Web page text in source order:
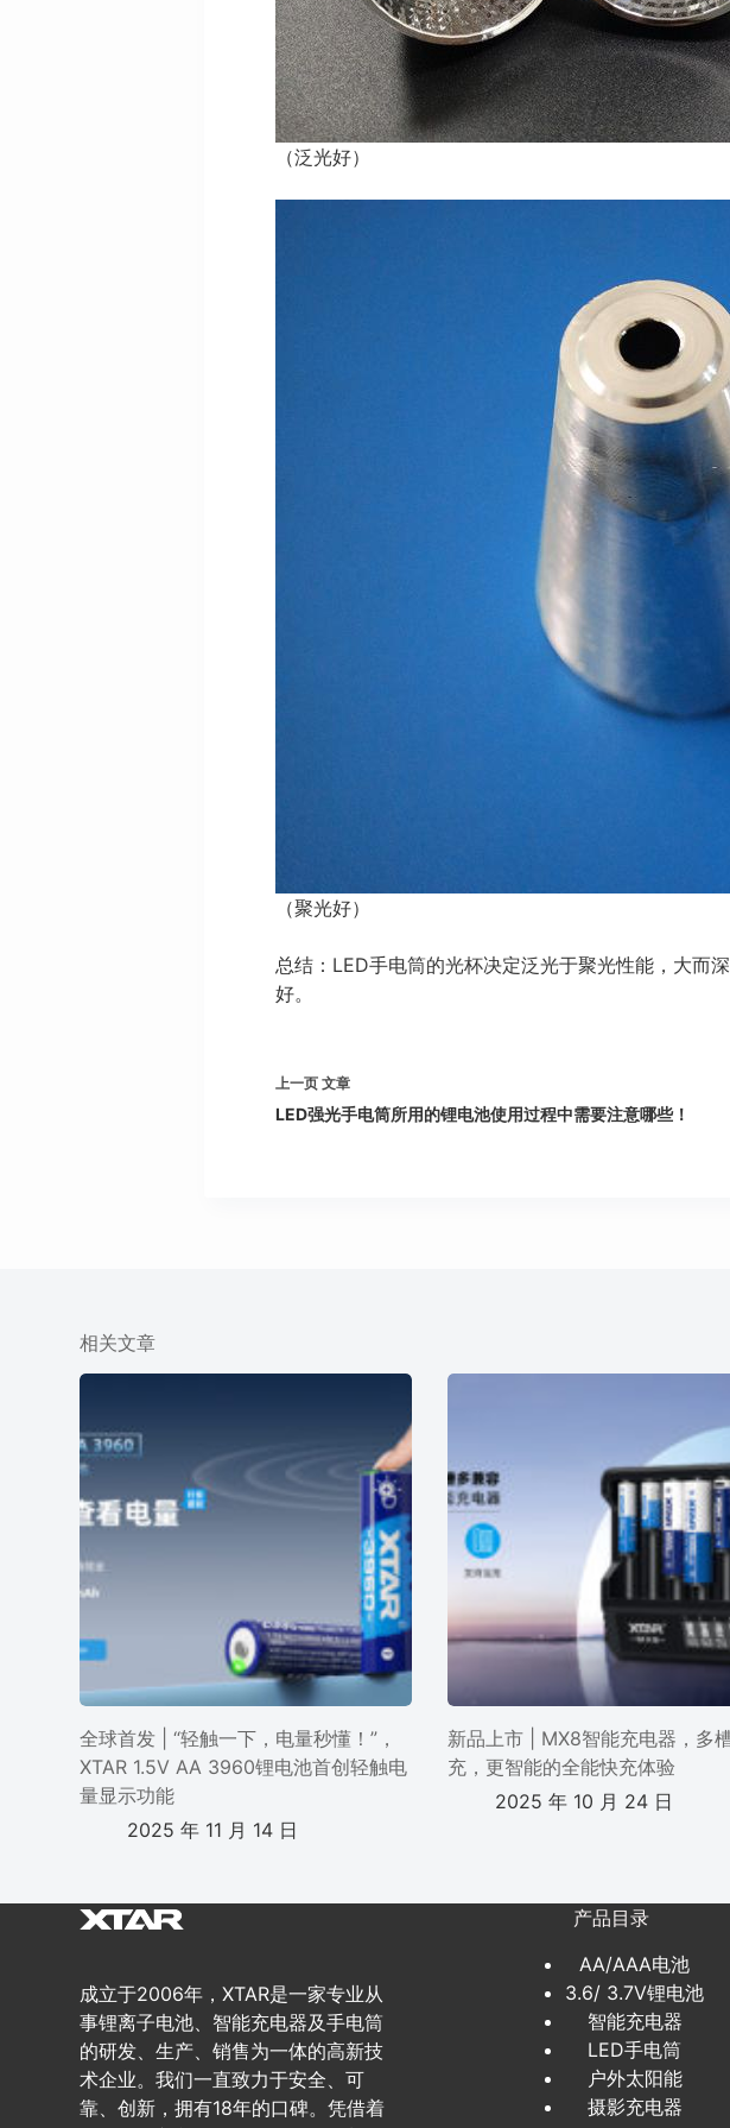
（泛光好）
（聚光好）
总结：LED手电筒的光杯决定泛光于聚光性能，大而
好。
上一页 文章
LED强光手电筒所用的锂电池使用过程中需要注意哪些！
相关文章
全球首发 | “轻触一下，电量秒懂！”，
XTAR 1.5V AA 3960锂电池首创轻触电
量显示功能
2025 年 11 月 14 日
新品上市 | MX8智能充电器，多
充，更智能的全能快充体验
2025 年 10 月 24 日
成立于2006年，XTAR是一家专业从
事锂离子电池、智能充电器及手电筒
的研发、生产、销售为一体的高新技
术企业。我们一直致力于安全、可
靠、创新，拥有18年的口碑。凭借着
产品目录
AA/AAA电池
3.6/ 3.7V锂电池
智能充电器
LED手电筒
户外太阳能
摄影充电器